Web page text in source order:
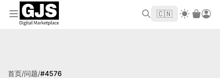
欢迎来到 GJS.MARKET！使用优惠码 WELCOME2026
首单立
🇨🇳
首页/问题/#4576